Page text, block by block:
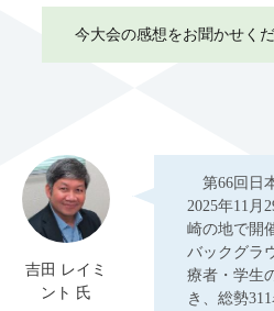
今大会の感想をお聞かせく
吉田 レイミ
ント 氏
第66回日
2025年11月
崎の地で開
バックグラ
療者・学生
き、総勢